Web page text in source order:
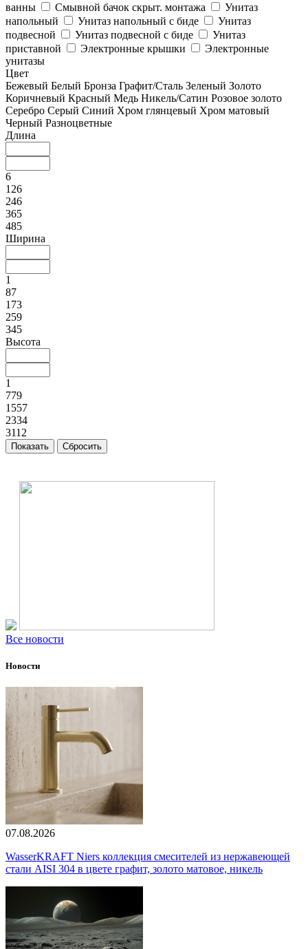
ванны
Смывной бачок скрыт. монтажа
Унитаз
напольный
Унитаз напольный с биде
Унитаз
подвесной
Унитаз подвесной с биде
Унитаз
приставной
Электронные крышки
Электронные
унитазы
Цвет
Бежевый Белый Бронза Графит/Сталь Зеленый Золото
Коричневый Красный Медь Никель/Сатин Розовое золото
Серебро Серый Синий Хром глянцевый Хром матовый
Черный Разноцветные
Длина
6
126
246
365
485
Ширина
1
87
173
259
345
Высота
1
779
1557
2334
3112
Все новости
Новости
07.08.2026
WasserKRAFT Niers коллекция смесителей из нержавеющей
стали AISI 304 в цвете графит, золото матовое, никель